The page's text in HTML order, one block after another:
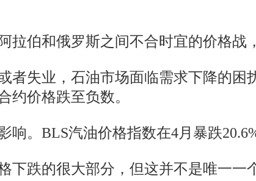
拉伯和俄罗斯之间不合时宜的价格战
者失业，石油市场面临需求下降的
约价格跌至负数。
。BLS汽油价格指数在4月暴跌
下跌的很大部分，但这并不是唯一一